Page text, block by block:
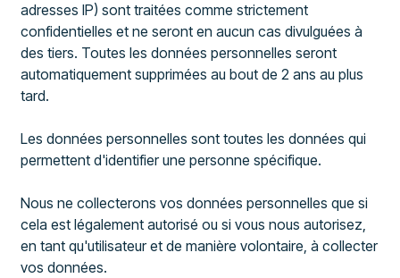
adresses IP) sont traitées comme strictement
confidentielles et ne seront en aucun cas divulguées à
des tiers. Toutes les données personnelles seront
automatiquement supprimées au bout de 2 ans au plus
tard.
Les données personnelles sont toutes les données qui
permettent d'identifier une personne spécifique.
Nous ne collecterons vos données personnelles que si
cela est légalement autorisé ou si vous nous autorisez,
en tant qu'utilisateur et de manière volontaire, à collecter
vos données.